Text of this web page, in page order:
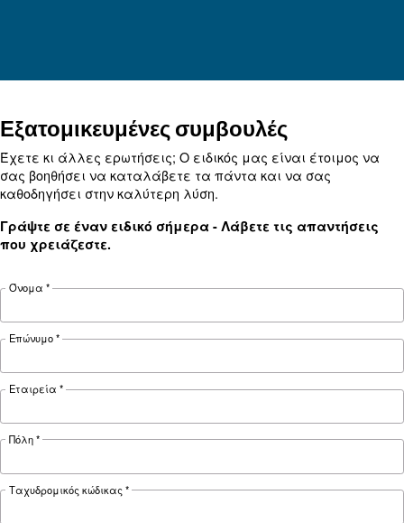
ΠΕΠΙΕΣΜΈΝΟΣ ΑΈΡΑΣ
λειτουργεί με κρύο αέρα:
λύσεις και προληπτικά
κρύες καιρικές συνθήκες και ανακαλύψτε
διατηρήσετε την ομαλή λειτουργία του τον